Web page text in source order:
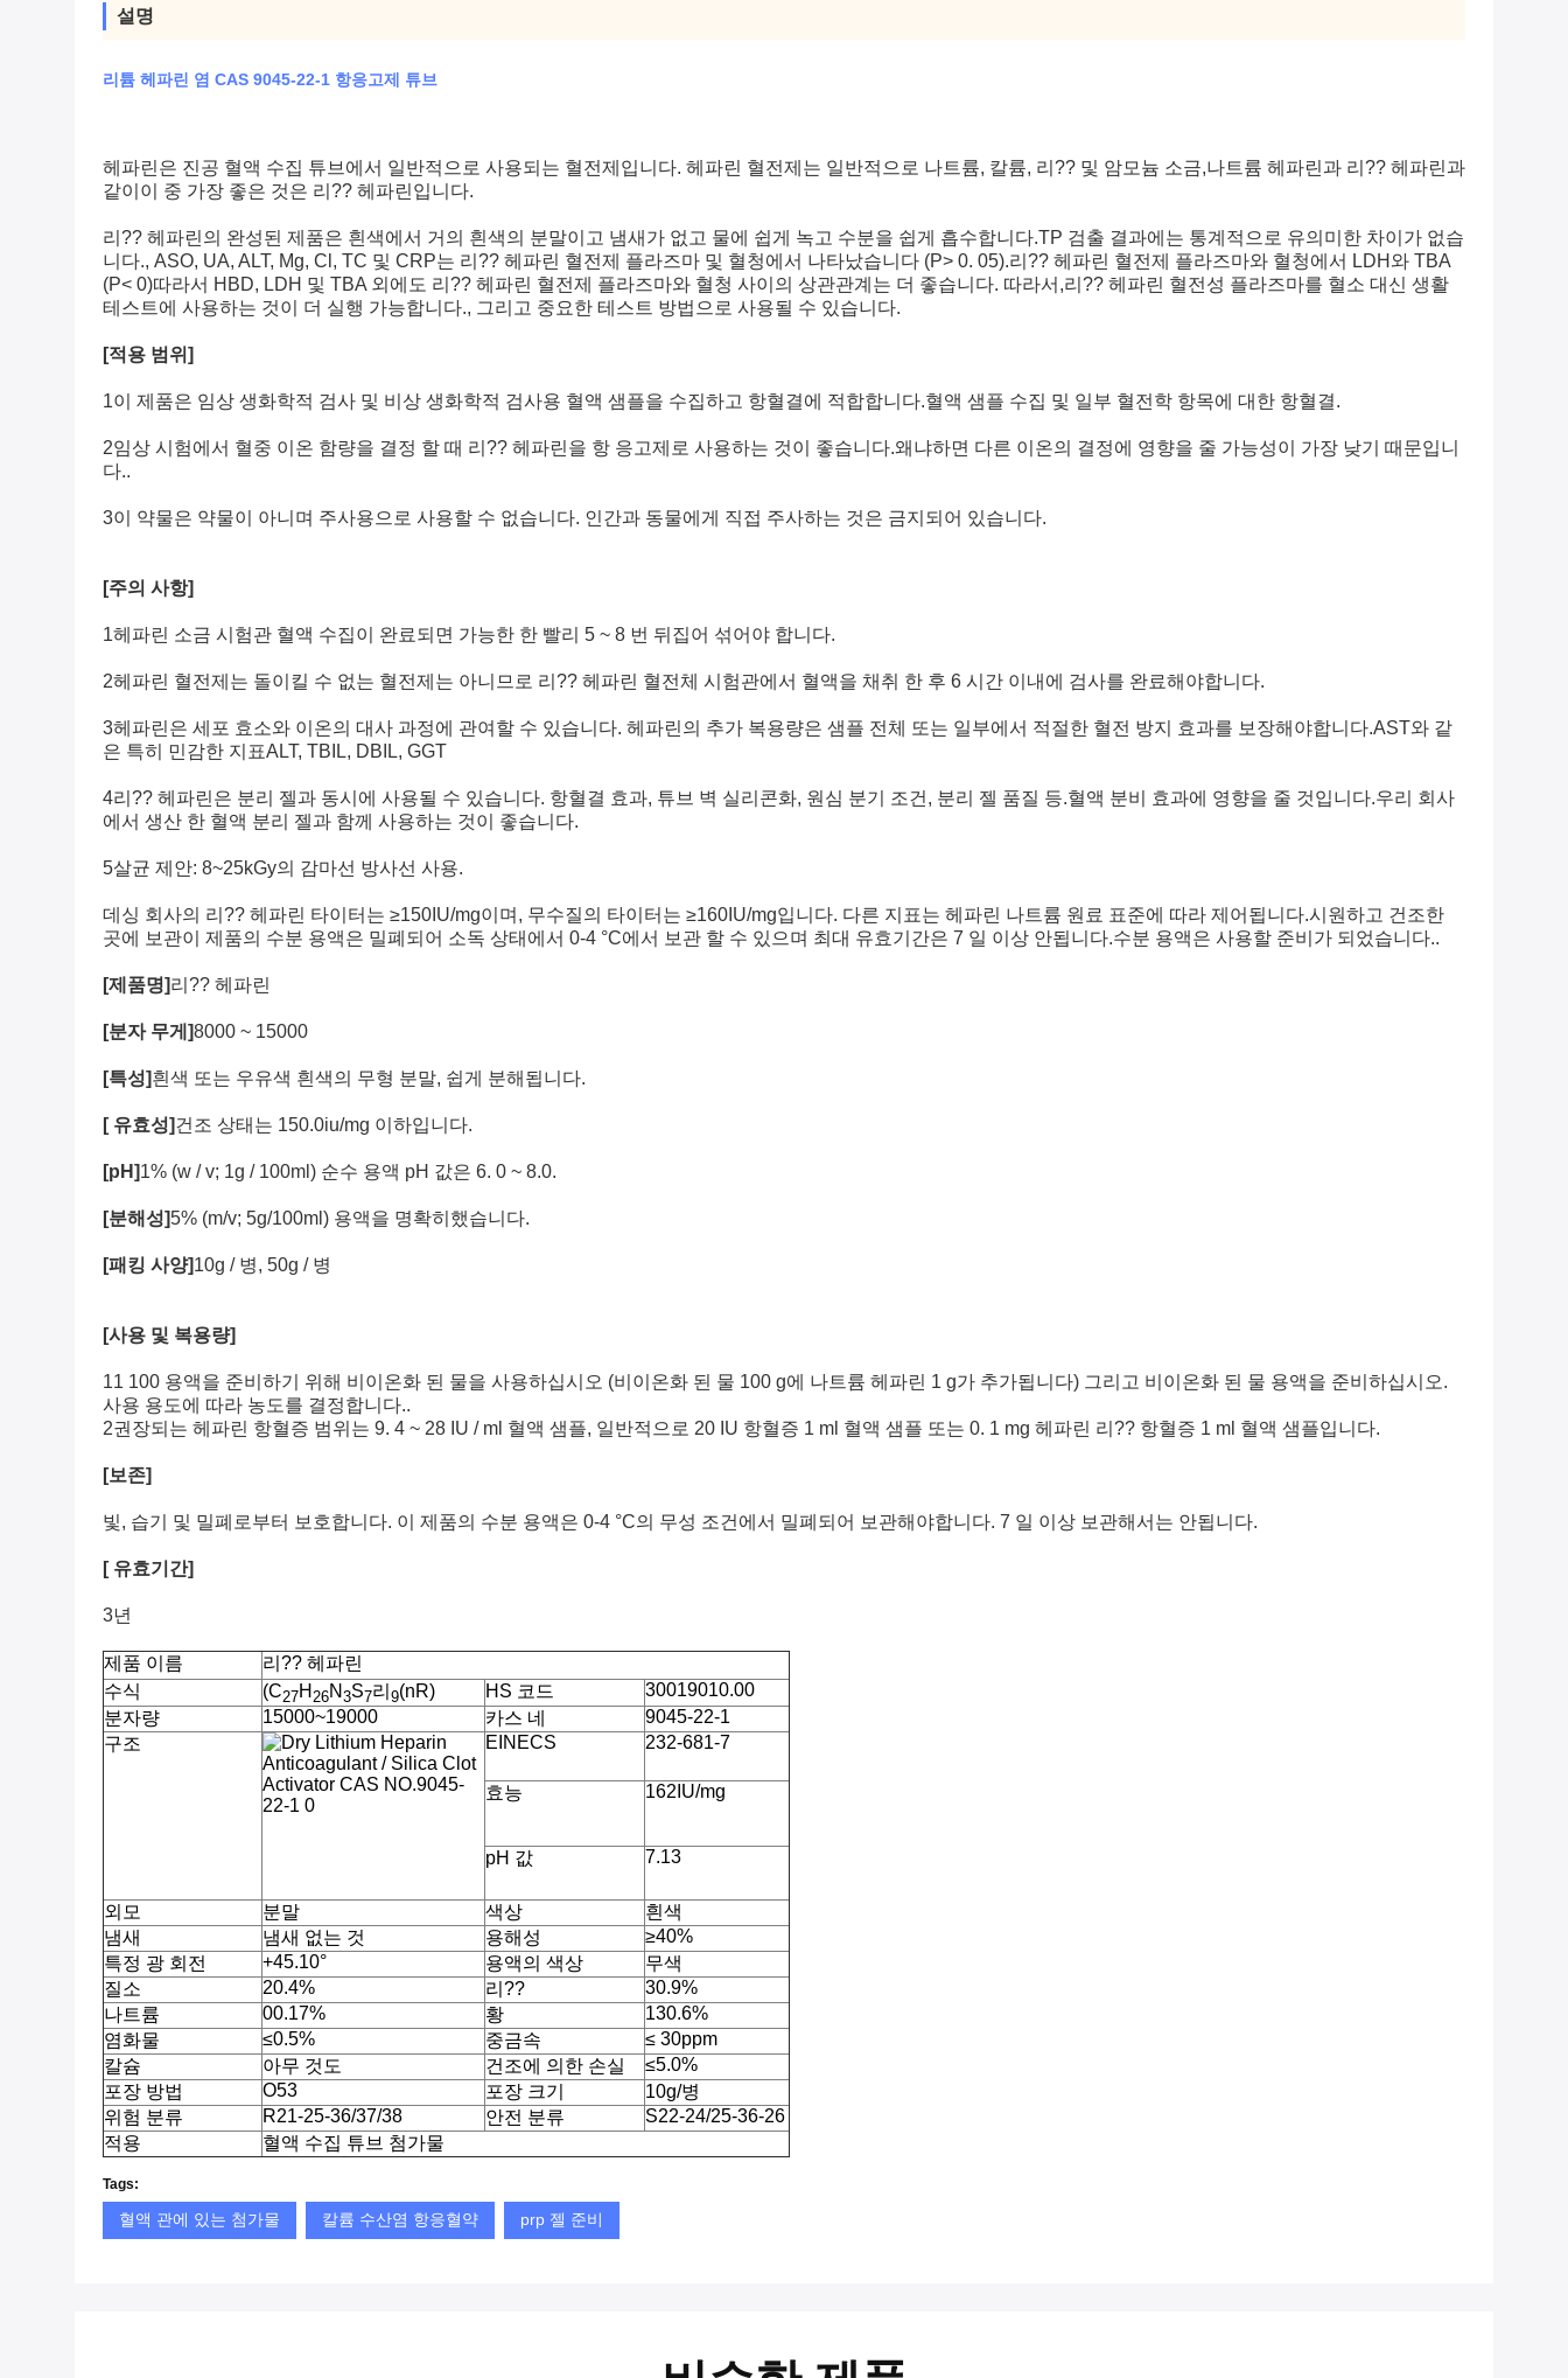
설명
리튬 헤파린 염 CAS 9045-22-1 항응고제 튜브
헤파린은 진공 혈액 수집 튜브에서 일반적으로 사용되는 혈전제입니다. 헤파린 혈전제는 일반적으로 나트륨, 칼륨, 리?? 및 암모늄 소금,나트륨 헤파린과 리?? 헤파린과
같이이 중 가장 좋은 것은 리?? 헤파린입니다.
리?? 헤파린의 완성된 제품은 흰색에서 거의 흰색의 분말이고 냄새가 없고 물에 쉽게 녹고 수분을 쉽게 흡수합니다.TP 검출 결과에는 통계적으로 유의미한 차이가 없습
니다., ASO, UA, ALT, Mg, Cl, TC 및 CRP는 리?? 헤파린 혈전제 플라즈마 및 혈청에서 나타났습니다 (P> 0. 05).리?? 헤파린 혈전제 플라즈마와 혈청에서 LDH와 TBA
(P< 0)따라서 HBD, LDH 및 TBA 외에도 리?? 헤파린 혈전제 플라즈마와 혈청 사이의 상관관계는 더 좋습니다. 따라서,리?? 헤파린 혈전성 플라즈마를 혈소 대신 생활
테스트에 사용하는 것이 더 실행 가능합니다., 그리고 중요한 테스트 방법으로 사용될 수 있습니다.
[적용 범위 ]
1이 제품은 임상 생화학적 검사 및 비상 생화학적 검사용 혈액 샘플을 수집하고 항혈결에 적합합니다.혈액 샘플 수집 및 일부 혈전학 항목에 대한 항혈결.
2임상 시험에서 혈중 이온 함량을 결정 할 때 리?? 헤파린을 항 응고제로 사용하는 것이 좋습니다.왜냐하면 다른 이온의 결정에 영향을 줄 가능성이 가장 낮기 때문입니
다..
3이 약물은 약물이 아니며 주사용으로 사용할 수 없습니다. 인간과 동물에게 직접 주사하는 것은 금지되어 있습니다.
[주의 사항]
1헤파린 소금 시험관 혈액 수집이 완료되면 가능한 한 빨리 5 ~ 8 번 뒤집어 섞어야 합니다.
2헤파린 혈전제는 돌이킬 수 없는 혈전제는 아니므로 리?? 헤파린 혈전체 시험관에서 혈액을 채취 한 후 6 시간 이내에 검사를 완료해야합니다.
3헤파린은 세포 효소와 이온의 대사 과정에 관여할 수 있습니다. 헤파린의 추가 복용량은 샘플 전체 또는 일부에서 적절한 혈전 방지 효과를 보장해야합니다.AST와 같
은 특히 민감한 지표ALT, TBIL, DBIL, GGT
4리?? 헤파린은 분리 젤과 동시에 사용될 수 있습니다. 항혈결 효과, 튜브 벽 실리콘화, 원심 분기 조건, 분리 젤 품질 등.혈액 분비 효과에 영향을 줄 것입니다.우리 회사
에서 생산 한 혈액 분리 젤과 함께 사용하는 것이 좋습니다.
5살균 제안: 8~25kGy의 감마선 방사선 사용.
데싱 회사의 리?? 헤파린 타이터는 ≥150IU/mg이며, 무수질의 타이터는 ≥160IU/mg입니다. 다른 지표는 헤파린 나트륨 원료 표준에 따라 제어됩니다.시원하고 건조한
곳에 보관이 제품의 수분 용액은 밀폐되어 소독 상태에서 0-4 °C에서 보관 할 수 있으며 최대 유효기간은 7 일 이상 안됩니다.수분 용액은 사용할 준비가 되었습니다..
[제품명]리?? 헤파린
[분자 무게]8000 ~ 15000
[특성]흰색 또는 우유색 흰색의 무형 분말, 쉽게 분해됩니다.
[ 유효성]건조 상태는 150.0iu/mg 이하입니다.
[pH]1% (w / v; 1g / 100ml) 순수 용액 pH 값은 6. 0 ~ 8.0.
[분해성]5% (m/v; 5g/100ml) 용액을 명확히했습니다.
[패킹 사양]10g / 병, 50g / 병
[사용 및 복용량]
11 100 용액을 준비하기 위해 비이온화 된 물을 사용하십시오 (비이온화 된 물 100 g에 나트륨 헤파린 1 g가 추가됩니다) 그리고 비이온화 된 물 용액을 준비하십시오.
사용 용도에 따라 농도를 결정합니다..
2권장되는 헤파린 항혈증 범위는 9. 4 ~ 28 IU / ml 혈액 샘플, 일반적으로 20 IU 항혈증 1 ml 혈액 샘플 또는 0. 1 mg 헤파린 리?? 항혈증 1 ml 혈액 샘플입니다.
[보존]
빛, 습기 및 밀폐로부터 보호합니다. 이 제품의 수분 용액은 0-4 °C의 무성 조건에서 밀폐되어 보관해야합니다. 7 일 이상 보관해서는 안됩니다.
[ 유효기간]
3년
제품 이름
리?? 헤파린
수식
(C27H 26N 3S7리 9(nR) HS 코드
30019010.00
분자량
15000~19000 카스 네
9045-22-1
구조
EINECS 232-681-7
효능 162IU/mg
pH 값 7.13
외모 분말 색상
흰색
냄새
냄새 없는 것 용해성
≥40%
특정 광 회전
+45.10° 용액의 색상
무색
질소
20.4% 리??
30.9%
나트륨
00.17% 황
130.6%
염화물
≤0.5% 중금속
≤ 30ppm
칼슘
아무 것도 건조에 의한 손실
≤5.0%
포장 방법
O53 포장 크기
10g/병
위험 분류
R21-25-36/37/38 안전 분류
S22-24/25-36-26
적용
혈액 수집 튜브 첨가물
Tags:
혈액 관에 있는 첨가물 칼륨 수산염 항응혈약 prp 젤 준비